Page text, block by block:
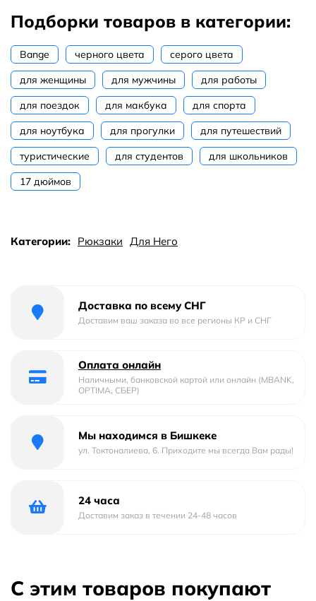
Подборки товаров в категории:
Bange черного цвета
серого цвета
для женщины
для мужчины
для работы
для поездок
для макбука
для спорта
для ноутбука
для прогулки
для путешествий
туристические
для студентов
для школьников
17 дюймов
Категории: Рюкзаки Для Него
Доставка по всему СНГ
Доставим ваш заказа во все регионы КР и СНГ
Оплата онлайн
Наличными, банковской картой или онлайн (MBANK,
OPTIMA, СБЕР)
Мы находимся в Бишкеке
ул. Токтоналиева, 6. Приходите мы всегда Вам рады!
24 часа
Доставим заказ в течении 24-48 часов
С этим товаров покупают